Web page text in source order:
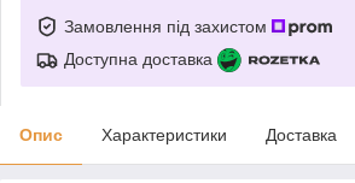
Замовлення під захистом
Доступна доставка
Опис Характеристики Доставка